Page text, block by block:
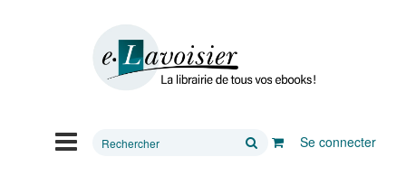
Rechercher
Se connecter